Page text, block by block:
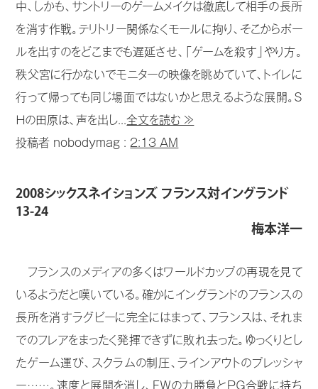
中、しかも、サントリーのゲームメイクは徹底して相手の長所
を消す作戦。テリトリー関係なくモールに拘り、そこからボー
ルを出すのをどこまでも遅延させ、「ゲームを殺す」やり方。
秩父宮に行かないでモニターの映像を眺めていて、トイレに
行って帰っても同じ場面ではないかと思えるような展開。Ｓ
Ｈの田原は、声を出し...全文を読む ≫
投稿者 nobodymag : 2:13 AM
2008シックスネイションズ フランス対イングランド
13-24
梅本洋一
フランスのメディアの多くはワールドカップの再現を見て
いるようだと嘆いている。確かにイングランドのフランスの
長所を消すラグビーに完全にはまって、フランスは、それま
でのフレアをまったく発揮できずに敗れ去った。ゆっくりとし
たゲーム運び、スクラムの制圧、ラインアウトのプレッシャ
ー……。速度と展開を消し、ＦＷの力勝負とＰＧ合戦に持ち